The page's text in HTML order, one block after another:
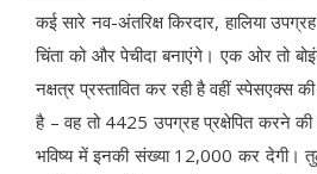
कई सारे नव-अंतरिक्ष किरदार, हालिया
चिंता को और पेचीदा बनाएंगे। एक ओर तो
नक्षत्र प्रस्तावित कर रही है वहीं स्पेसएक्स की
है – वह तो 4425 उपग्रह प्रक्षेपित करने
भविष्य में इनकी संख्या 12,000 कर देगी।